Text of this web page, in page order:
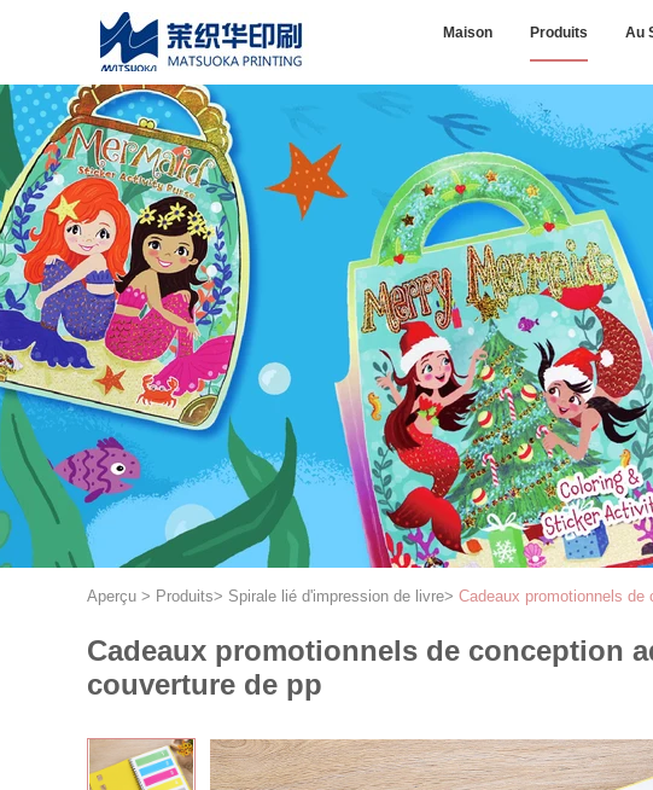
Maison Produits Au
Aperçu > Produits> Spirale lié d'impression de livre> Cadeaux promotionnels
Cadeaux promotionnels de conception
couverture de pp